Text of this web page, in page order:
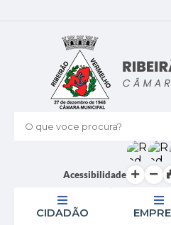
O que voce procura?
Acessibilidade
CIDADÃO